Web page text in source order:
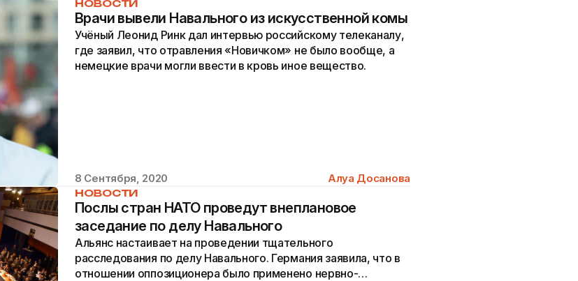
НОВОСТИ
Врачи вывели Навального из искусственной комы
Учёный Леонид Ринк дал интервью российскому телеканалу,
где заявил, что отравления «Новичком» не было вообще, а
немецкие врачи могли ввести в кровь иное вещество.
8 Сентября, 2020 Алуа Досанова
НОВОСТИ
Послы стран НАТО проведут внеплановое
заседание по делу Навального
Альянс настаивает на проведении тщательного
расследования по делу Навального. Германия заявила, что в
отношении оппозиционера было применено нервно-